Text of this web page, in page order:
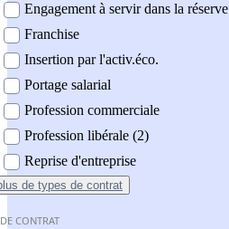
Engagement à servir dans la réserve
Franchise
Insertion par l'activ.éco.
Portage salarial
Profession commerciale
Profession libérale (2)
Reprise d'entreprise
de types de contrat
CONTRAT